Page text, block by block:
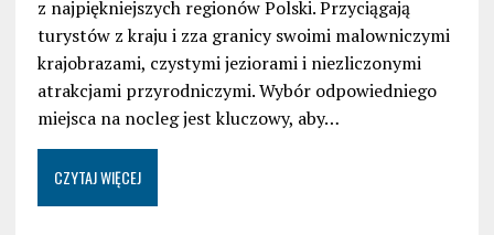
z najpiękniejszych regionów Polski. Przyciągają
turystów z kraju i zza granicy swoimi malowniczymi
krajobrazami, czystymi jeziorami i niezliczonymi
atrakcjami przyrodniczymi. Wybór odpowiedniego
miejsca na nocleg jest kluczowy, aby…
CZYTAJ WIĘCEJ